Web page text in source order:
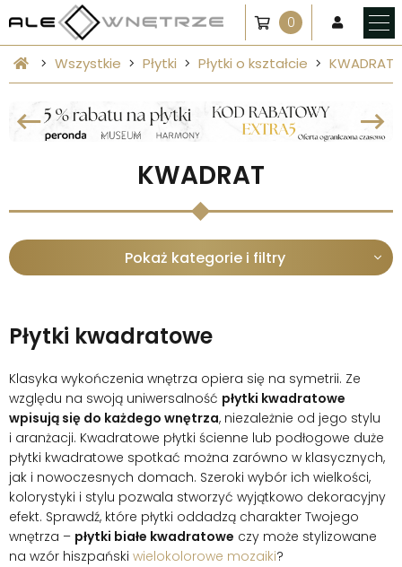
0
Wszystkie Płytki Płytki o kształcie KWADRAT
KWADRAT
Pokaż kategorie i filtry
Płytki kwadratowe
Klasyka wykończenia wnętrza opiera się na symetrii. Ze
względu na swoją uniwersalność płytki kwadratowe
wpisują się do każdego wnętrza, niezależnie od jego stylu
i aranżacji. Kwadratowe płytki ścienne lub podłogowe duże
płytki kwadratowe spotkać można zarówno w klasycznych,
jak i nowoczesnych domach. Szeroki wybór ich wielkości,
kolorystyki i stylu pozwala stworzyć wyjątkowo dekoracyjny
efekt. Sprawdź, które płytki oddadzą charakter Twojego
wnętrza – płytki białe kwadratowe czy może stylizowane
na wzór hiszpański wielokolorowe mozaiki?